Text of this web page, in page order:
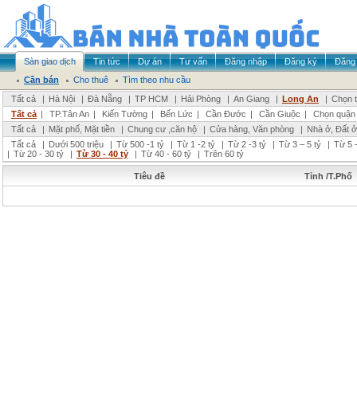
Sàn giao dịch Tin tức Dự án Tư vấn Đăng nhập Đăng ký
Đăng
Cần bán
Cho thuê
Tìm theo nhu cầu
Tất cả
| Hà Nội | Đà Nẵng | TP HCM | Hải Phòng | An Giang | Long An | Chọn
Tất cả | TP.Tân An | Kiến Tường | Bến Lức | Cần Đước | Cần Giuộc |
Chọn
Tất cả
| Mặt phố, Mặt tiền | Chung cư ,căn hộ | Cửa hàng, Văn phòng | Nhà ở, Đất ở
Tất cả
| Dưới 500 triệu | Từ 500 -1 tỷ | Từ 1 -2 tỷ | Từ 2 -3 tỷ | Từ 3 – 5 tỷ | Từ 5
| Từ 20 - 30 tỷ | Từ 30 - 40 tỷ | Từ 40 - 60 tỷ | Trên 60 tỷ
Tiêu đề Tỉnh /T.Phố